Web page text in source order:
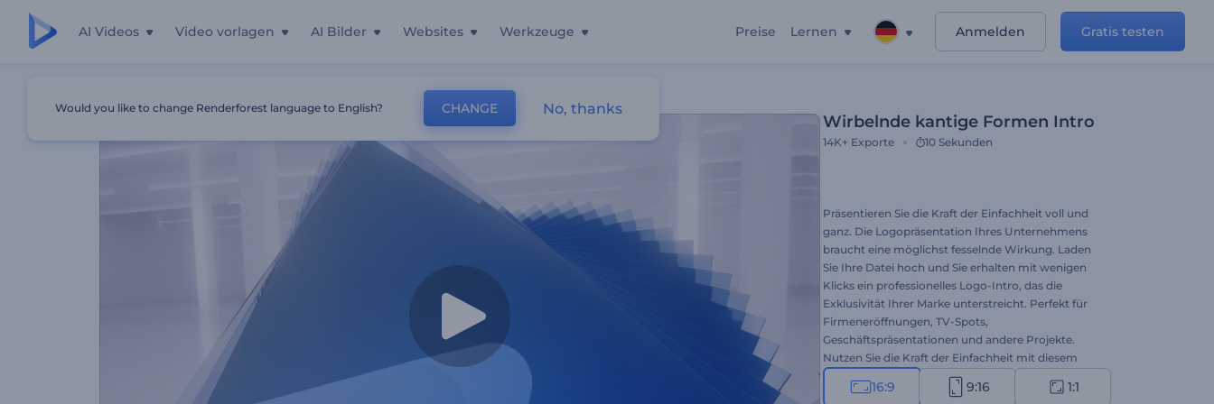
AI Videos Video vorlagen AI Bilder Websites Werkzeuge Preise Lernen Anmelden Gratis testen
Wirbelnde kantige Formen Intro
14K+ Exporte 10 Sekunden
Präsentieren Sie die Kraft der Einfachheit voll und
ganz. Die Logopräsentation Ihres Unternehmens
braucht eine möglichst fesselnde Wirkung. Laden
Sie Ihre Datei hoch und Sie erhalten mit wenigen
Klicks ein professionelles Logo-Intro, das die
Exklusivität Ihrer Marke unterstreicht. Perfekt für
Firmeneröffnungen, TV-Spots,
Geschäftspräsentationen und andere Projekte.
Nutzen Sie die Kraft der Einfachheit mit diesem
Swirling Edgy Shapes Intro. Probieren Sie es jetzt
16:9 9:16 1:1
Would you like to change Renderforest language to English? CHANGE No, thanks